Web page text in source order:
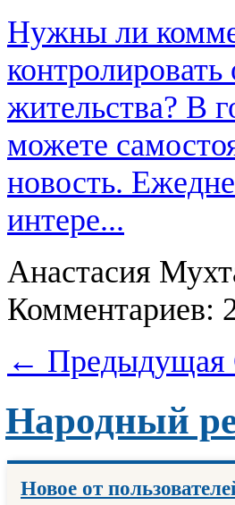
Нужны ли
жительства? В
можете
новость.
интере...
Анастасия
Комментариев:
← Предыдущая
Народный
Новое от